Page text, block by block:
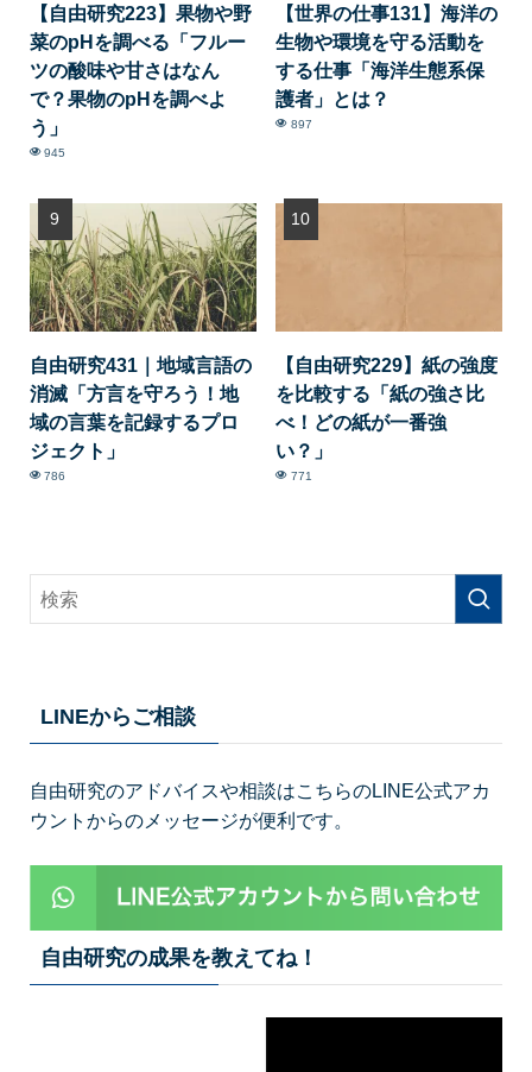
【自由研究223】果物や野
菜のpHを調べる「フルー
ツの酸味や甘さはなん
で？果物のpHを調べよ
う」
945
【世界の仕事131】海洋の
生物や環境を守る活動を
する仕事「海洋生態系保
護者」とは？
897
自由研究431｜地域言語の
消滅「方言を守ろう！地
域の言葉を記録するプロ
ジェクト」
786
【自由研究229】紙の強度
を比較する「紙の強さ比
べ！どの紙が一番強
い？」
771
LINEからご相談
自由研究のアドバイスや相談はこちらのLINE公式アカ
ウントからのメッセージが便利です。
自由研究の成果を教えてね！